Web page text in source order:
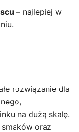
– najlepiej w
rozwiązanie dla
na dużą skalę.
oraz